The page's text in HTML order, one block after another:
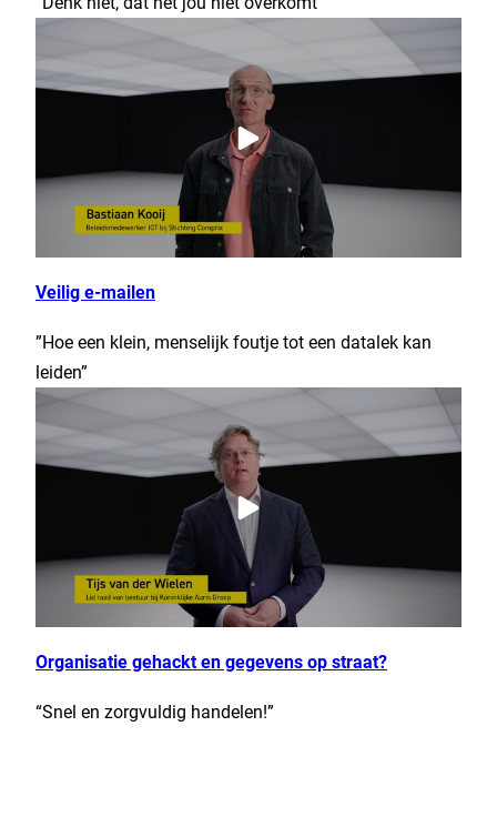
Veilig e-mailen
”Hoe een klein, menselijk foutje tot een datalek kan
leiden”
Organisatie gehackt en gegevens op straat?
“Snel en zorgvuldig handelen!”